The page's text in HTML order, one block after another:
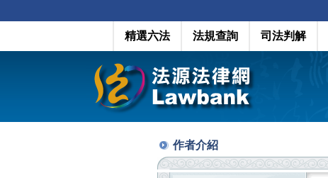
精選六法 法規查詢 司法判解
作者介紹